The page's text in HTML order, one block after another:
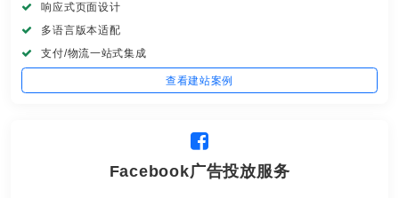
响应式页面设计
多语言版本适配
支付/物流一站式集成
查看建站案例
Facebook广告投放服务